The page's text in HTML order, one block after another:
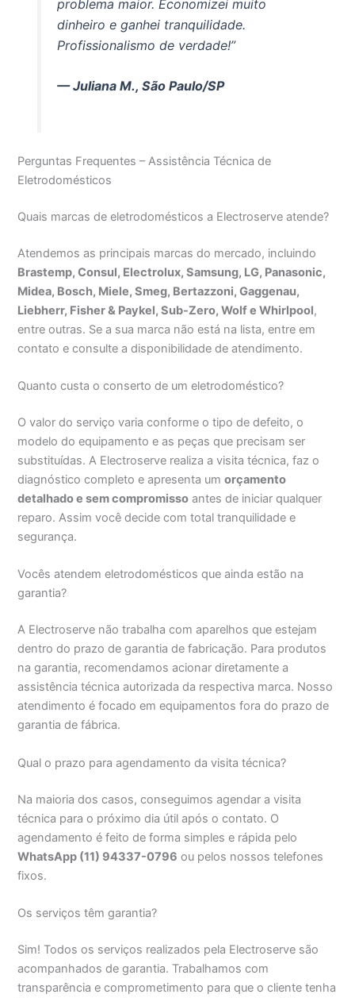
problema maior. Economizei muito
dinheiro e ganhei tranquilidade.
Profissionalismo de verdade!”
— Juliana M., São Paulo/SP
Perguntas Frequentes – Assistência Técnica de
Eletrodomésticos
Quais marcas de eletrodomésticos a Electroserve atende?
Atendemos as principais marcas do mercado, incluindo
Brastemp, Consul, Electrolux, Samsung, LG, Panasonic,
Midea, Bosch, Miele, Smeg, Bertazzoni, Gaggenau,
Liebherr, Fisher & Paykel, Sub-Zero, Wolf e Whirlpool,
entre outras. Se a sua marca não está na lista, entre em
contato e consulte a disponibilidade de atendimento.
Quanto custa o conserto de um eletrodoméstico?
O valor do serviço varia conforme o tipo de defeito, o
modelo do equipamento e as peças que precisam ser
substituídas. A Electroserve realiza a visita técnica, faz o
diagnóstico completo e apresenta umorçamento
detalhado e sem compromisso antes de iniciar qualquer
reparo. Assim você decide com total tranquilidade e
segurança.
Vocês atendem eletrodomésticos que ainda estão na
garantia?
A Electroserve não trabalha com aparelhos que estejam
dentro do prazo de garantia de fabricação. Para produtos
na garantia, recomendamos acionar diretamente a
assistência técnica autorizada da respectiva marca. Nosso
atendimento é focado em equipamentos fora do prazo de
garantia de fábrica.
Qual o prazo para agendamento da visita técnica?
Na maioria dos casos, conseguimos agendar a visita
técnica para o próximo dia útil após o contato. O
agendamento é feito de forma simples e rápida pelo
WhatsApp (11) 94337-0796 ou pelos nossos telefones
fixos.
Os serviços têm garantia?
Sim! Todos os serviços realizados pela Electroserve são
acompanhados de garantia. Trabalhamos com
transparência e comprometimento para que o cliente tenha